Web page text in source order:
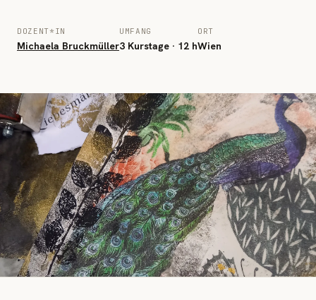
DOZENT*IN
Michaela Bruckmüller
UMFANG
3 Kurstage · 12 h
ORT
Wien